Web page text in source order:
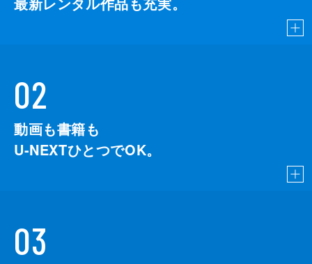
02
動画も書籍も
U-NEXTひとつでOK。
03